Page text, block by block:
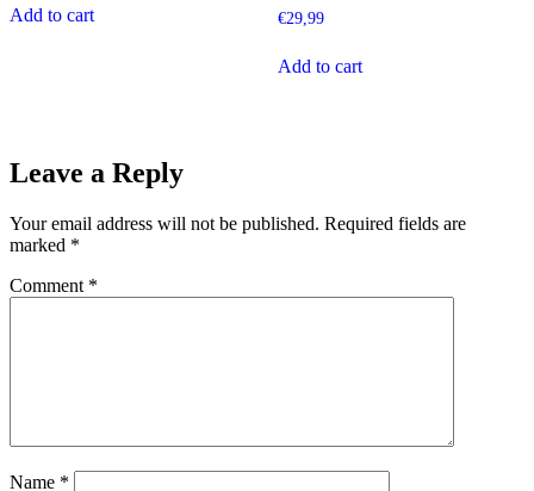
Add to cart €29,99
Add to cart
Leave a Reply
Your email address will not be published. Required fields are
marked *
Comment *
Name *